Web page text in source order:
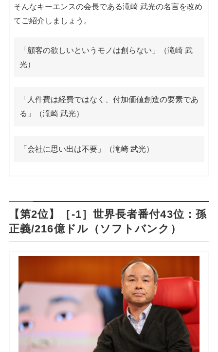
そんなキーエンスの会長である滝崎 武光の名言を改め
てご紹介しましょう。
「顧客の欲しいというモノは創らない」（滝崎 武
光）
「人件費は経費ではなく、付加価値創造の要素であ
る」（滝崎 武光）
「会社に思い出は不要」（滝崎 武光）
【第2位】［-1］世界長者番付43位：孫
正義/216億ドル（ソフトバンク）